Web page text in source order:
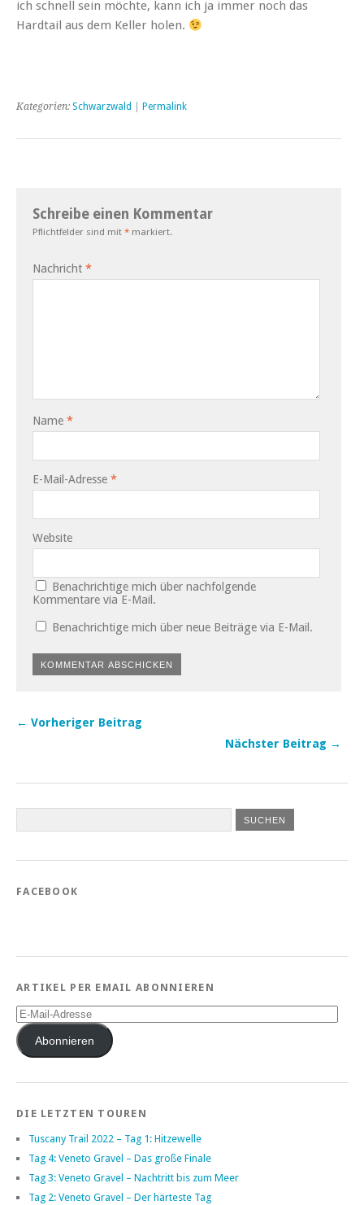
ich schnell sein möchte, kann ich ja immer noch das
Hardtail aus dem Keller holen.
Kategorien: Schwarzwald Permalink
Schreibe einen Kommentar
Pflichtfelder sind mit * markiert.
Nachricht *
Name *
E-Mail-Adresse *
Website
Benachrichtige mich über nachfolgende
Kommentare via E-Mail.
Benachrichtige mich über neue Beiträge via E-Mail.
← Vorheriger Beitrag
Nächster Beitrag →
FACEBOOK
ARTIKEL PER EMAIL ABONNIEREN
E-
Mail-
AdresseAbonnieren
DIE LETZTEN TOUREN
Tuscany Trail 2022 – Tag 1: Hitzewelle
Tag 4: Veneto Gravel – Das große Finale
Tag 3: Veneto Gravel – Nachtritt bis zum Meer
Tag 2: Veneto Gravel – Der härteste Tag